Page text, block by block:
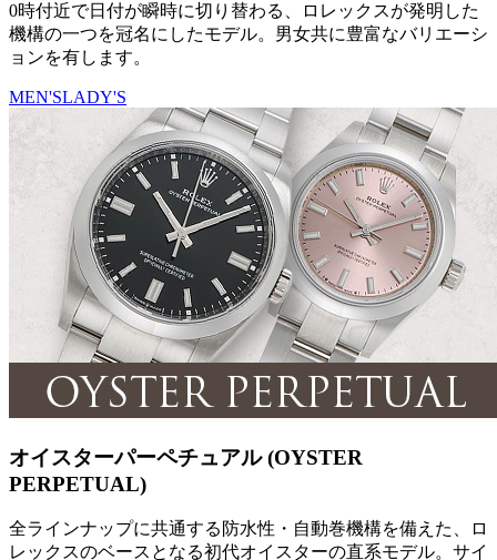
0時付近で日付が瞬時に切り替わる、ロレックスが発明した
機構の一つを冠名にしたモデル。男女共に豊富なバリエーシ
ョンを有します。
MEN'SLADY'S
オイスターパーペチュアル (OYSTER
PERPETUAL)
全ラインナップに共通する防水性・自動巻機構を備えた、ロ
レックスのベースとなる初代オイスターの直系モデル。サイ